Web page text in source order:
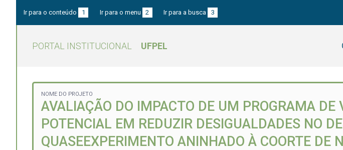
Ir para o conteúdo 1 Ir para o menu 2 Ir para a busca 3
PORTAL INSTITUCIONAL UFPEL
NOME DO PROJETO
AVALIAÇÃO DO IMPACTO DE UM PROGRAMA
POTENCIAL EM REDUZIR DESIGUALDADES NO
QUASEEXPERIMENTO ANINHADO À COORTE DE